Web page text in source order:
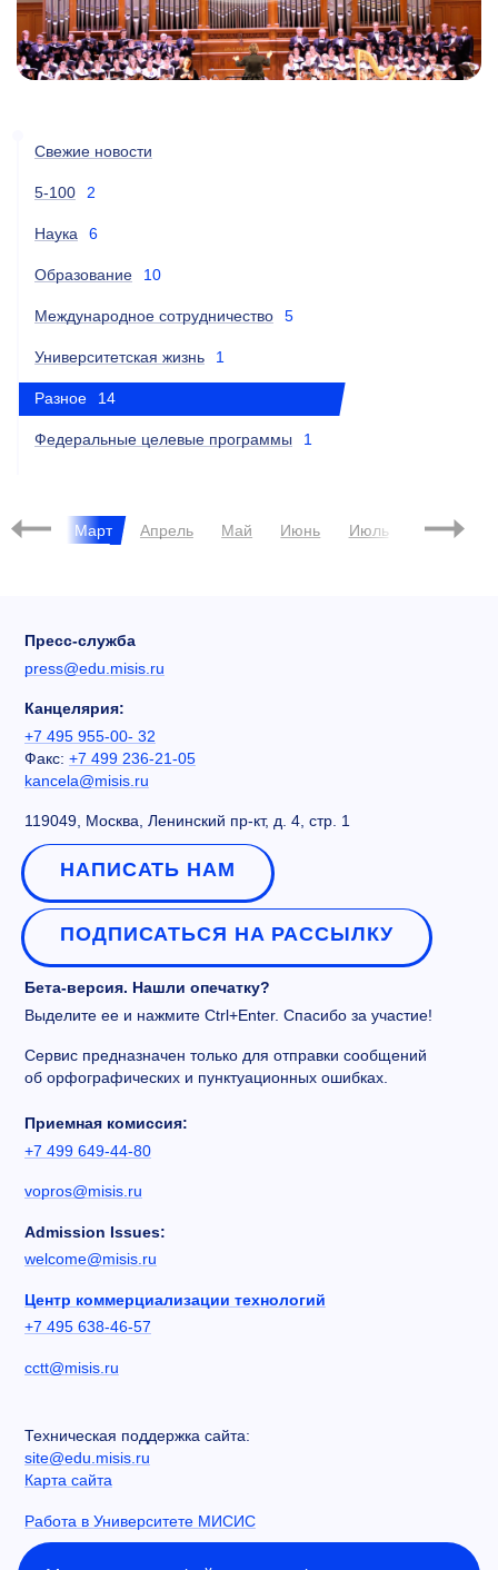
Свежие новости
5-100 2
Наука 6
Образование 10
Международное сотрудничество 5
Университетская жизнь 1
Разное 14
Федеральные целевые программы 1
Март Апрель Май Июнь Июль Август
Пресс-служба
press@edu.misis.ru
Канцелярия:
+7 495 955-00- 32
Факс: +7 499 236-21-05
kancela@misis.ru
119049, Москва, Ленинский пр-кт, д. 4, стр. 1
НАПИСАТЬ НАМ
ПОДПИСАТЬСЯ НА РАССЫЛКУ
Бета-версия. Нашли опечатку?
Выделите ее и нажмите Ctrl+Enter. Спасибо за участие!
Сервис предназначен только для отправки сообщений
об орфографических и пунктуационных ошибках.
Приемная комиссия:
+7 499 649-44-80
vopros@misis.ru
Admission Issues:
welcome@misis.ru
Центр коммерциализации технологий
+7 495 638-46-57
cctt@misis.ru
Техническая поддержка сайта:
site@edu.misis.ru
Карта сайта
Работа в Университете МИСИС